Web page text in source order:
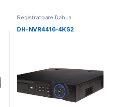
Registratoare Dahua
DH-NVR4416-4KS2